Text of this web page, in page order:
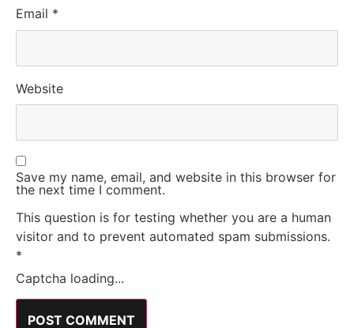
Email *
Website
Save my name, email, and website in this browser for
the next time I comment.
This question is for testing whether you are a human
visitor and to prevent automated spam submissions.
*
Captcha loading...